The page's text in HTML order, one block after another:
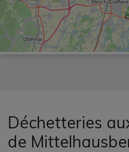
Déchetteries
de